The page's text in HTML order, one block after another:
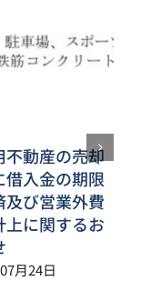
不動産の売却
借入金の期限
及び営業外費
上に関するお
月24日